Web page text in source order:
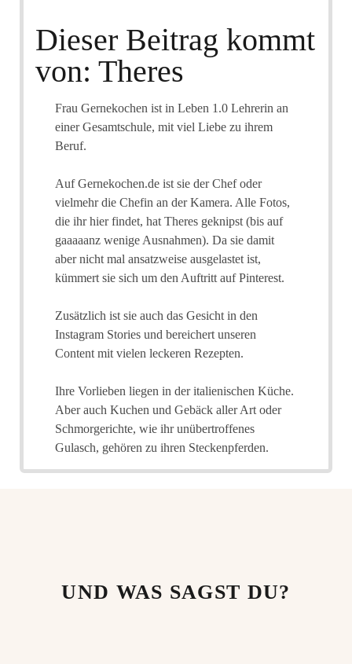
Dieser Beitrag kommt
von: Theres
Frau Gernekochen ist in Leben 1.0 Lehrerin an
einer Gesamtschule, mit viel Liebe zu ihrem
Beruf.
Auf Gernekochen.de ist sie der Chef oder
vielmehr die Chefin an der Kamera. Alle Fotos,
die ihr hier findet, hat Theres geknipst (bis auf
gaaaaanz wenige Ausnahmen). Da sie damit
aber nicht mal ansatzweise ausgelastet ist,
kümmert sie sich um den Auftritt auf Pinterest.
Zusätzlich ist sie auch das Gesicht in den
Instagram Stories und bereichert unseren
Content mit vielen leckeren Rezepten.
Ihre Vorlieben liegen in der italienischen Küche.
Aber auch Kuchen und Gebäck aller Art oder
Schmorgerichte, wie ihr unübertroffenes
Gulasch, gehören zu ihren Steckenpferden.
UND WAS SAGST DU?